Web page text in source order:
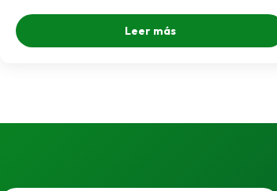
Leer más